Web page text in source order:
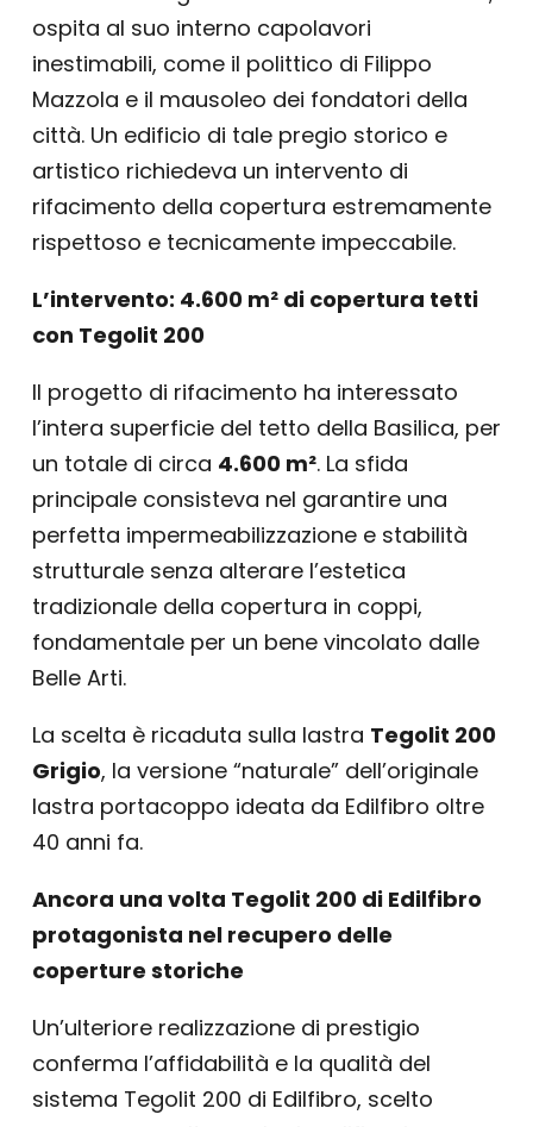
ospita al suo interno capolavori
inestimabili, come il polittico di Filippo
Mazzola e il mausoleo dei fondatori della
città. Un edificio di tale pregio storico e
artistico richiedeva un intervento di
rifacimento della copertura estremamente
rispettoso e tecnicamente impeccabile.
L’intervento: 4.600 m² di copertura tetti
con Tegolit 200
Il progetto di rifacimento ha interessato
l’intera superficie del tetto della Basilica, per
un totale di circa 4.600 m². La sfida
principale consisteva nel garantire una
perfetta impermeabilizzazione e stabilità
strutturale senza alterare l’estetica
tradizionale della copertura in coppi,
fondamentale per un bene vincolato dalle
Belle Arti.
La scelta è ricaduta sulla lastra Tegolit 200
Grigio, la versione “naturale” dell’originale
lastra portacoppo ideata da Edilfibro oltre
40 anni fa.
Ancora una volta Tegolit 200 di Edilfibro
protagonista nel recupero delle
coperture storiche
Un’ulteriore realizzazione di prestigio
conferma l’affidabilità e la qualità del
sistema Tegolit 200 di Edilfibro, scelto